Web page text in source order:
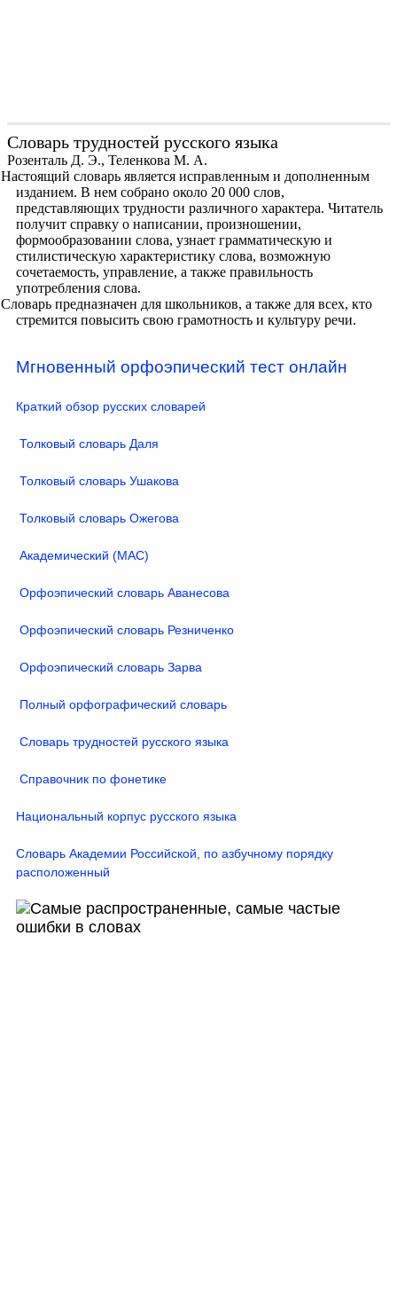
Словарь трудностей русского языка
Розенталь Д. Э., Теленкова М. А.
Настоящий словарь является исправленным и дополненным
изданием. В нем собрано около 20 000 слов,
представляющих трудности различного характера. Читатель
получит справку о написании, произношении,
формообразовании слова, узнает грамматическую и
стилистическую характеристику слова, возможную
сочетаемость, управление, а также правильность
употребления слова.
Словарь предназначен для школьников, а также для всех, кто
стремится повысить свою грамотность и культуру речи.
Мгновенный орфоэпический тест онлайн
Краткий обзор русских словарей
Толковый словарь Даля
Толковый словарь Ушакова
Толковый словарь Ожегова
Академический (МАС)
Орфоэпический словарь Аванесова
Орфоэпический словарь Резниченко
Орфоэпический словарь Зарва
Полный орфографический словарь
Словарь трудностей русского языка
Справочник по фонетике
Национальный корпус русского языка
Словарь Академии Российской, по азбучному порядку
расположенный